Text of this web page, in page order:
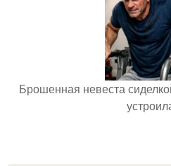
Брошенная невеста